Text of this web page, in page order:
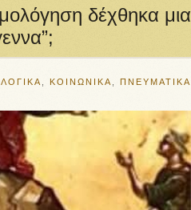
δέχθηκα μια
ΚΟΙΝΩΝΙΚΑ ΠΝΕΥΜΑΤΙΚΑ